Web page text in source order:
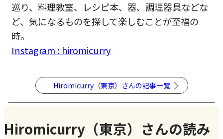
巡り、料理教室、レシピ本、器、調理器具などな
ど、気になるものを探して楽しむことが至福の
時。
Instagram : hiromicurry
Hiromicurry（東京）さんの記事一覧
Hiromicurry（東京）さんの読み